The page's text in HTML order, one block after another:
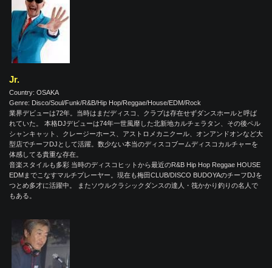
Jr.
Country: OSAKA
Genre: Disco/Soul/Funk/R&B/Hip Hop/Reggae/House/EDM/Rock
業界デビューは72年。当時はまだディスコ、クラブは存在せずダンスホールと呼ば
れていた。 本格DJデビューは74年一世風靡した北新地カルチェラタン、その後ペル
シャンキャット、クレージーホース、アストロメカニクール、オンアンドオンなど大
型店でチーフDJとして活躍。数少ない本当のディスコブームディスコカルチャーを
体感してる貴重な存在。
音楽スタイルも多彩 当時のディスコヒットから最近のR&B Hip Hop Reggae HOUSE
EDMまでこなすマルチプレーヤー。現在も梅田CLUB/DISCO BUDOYAのチーフDJを
つとめ多才に活躍中。 またソウルクラシックダンスの達人・筏かかり釣りの名人で
もある。